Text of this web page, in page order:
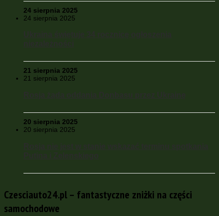
24 sierpnia 2025
24 sierpnia 2025
21 sierpnia 2025
21 sierpnia 2025
20 sierpnia 2025
20 sierpnia 2025
Czesciauto24.pl – fantastyczne zniżki na części
samochodowe